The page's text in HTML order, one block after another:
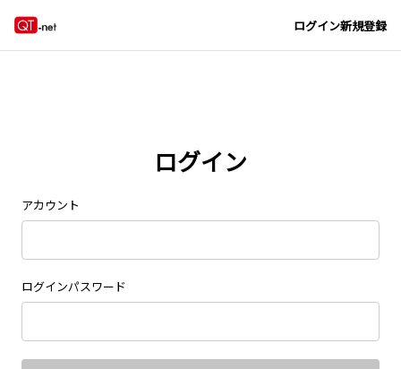
ログイン新規登録
ログイン
アカウント
ログインパスワード